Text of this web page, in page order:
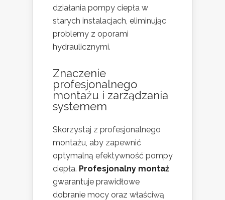
działania pompy ciepła w
starych instalacjach, eliminując
problemy z oporami
hydraulicznymi.
Znaczenie
profesjonalnego
montażu i zarządzania
systemem
Skorzystaj z profesjonalnego
montażu, aby zapewnić
optymalną efektywność pompy
ciepła. Profesjonalny montaż
gwarantuje prawidłowe
dobranie mocy oraz właściwą